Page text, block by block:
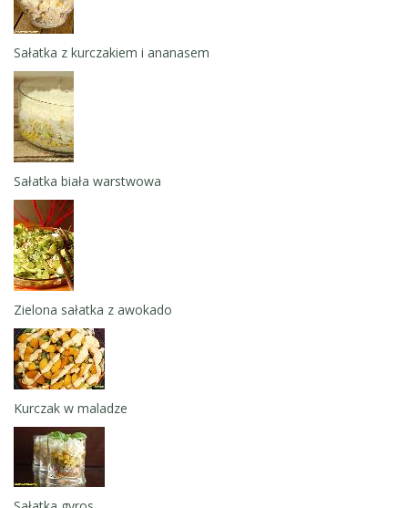
Sałatka z kurczakiem i ananasem
Sałatka biała warstwowa
Zielona sałatka z awokado
Kurczak w maladze